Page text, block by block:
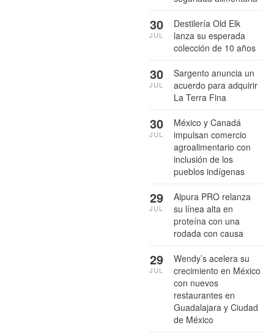
Destilería Old Elk
lanza su esperada
colección de 10 años
30
JUL
Sargento anuncia un
acuerdo para adquirir
La Terra Fina
30
JUL
México y Canadá
impulsan comercio
agroalimentario con
inclusión de los
pueblos indígenas
30
JUL
Alpura PRO relanza
su línea alta en
proteína con una
rodada con causa
29
JUL
Wendy’s acelera su
crecimiento en México
con nuevos
restaurantes en
Guadalajara y Ciudad
de México
29
JUL